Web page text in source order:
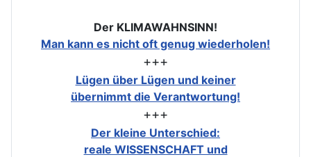
Der KLIMAWAHNSINN!
Man kann es nicht oft genug wiederholen!
+++
Lügen über Lügen und keiner
übernimmt die Verantwortung!
+++
Der kleine Unterschied:
reale WISSENSCHAFT und